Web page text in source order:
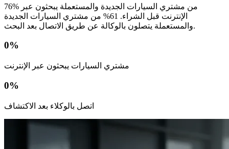
76% من مشتري السيارات الجديدة والمستعملة يبحثون عبر
الإنترنت قبل الشراء. 61% من مشتري السيارات الجديدة
والمستعملة يتصلون بالوكالة عن طريق الاتصال بعد البحث.
0%
مشتري السيارات يبحثون عبر الإنترنت
0%
اتصل بالوكلاء بعد الاكتشاف